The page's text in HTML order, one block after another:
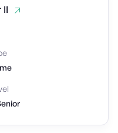
II